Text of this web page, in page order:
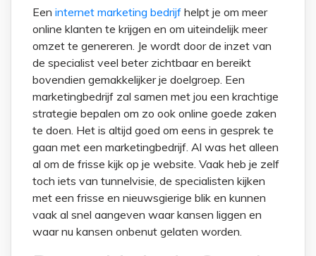
Een internet marketing bedrijf helpt je om meer
online klanten te krijgen en om uiteindelijk meer
omzet te genereren. Je wordt door de inzet van
de specialist veel beter zichtbaar en bereikt
bovendien gemakkelijker je doelgroep. Een
marketingbedrijf zal samen met jou een krachtige
strategie bepalen om zo ook online goede zaken
te doen. Het is altijd goed om eens in gesprek te
gaan met een marketingbedrijf. Al was het alleen
al om de frisse kijk op je website. Vaak heb je zelf
toch iets van tunnelvisie, de specialisten kijken
met een frisse en nieuwsgierige blik en kunnen
vaak al snel aangeven waar kansen liggen en
waar nu kansen onbenut gelaten worden.